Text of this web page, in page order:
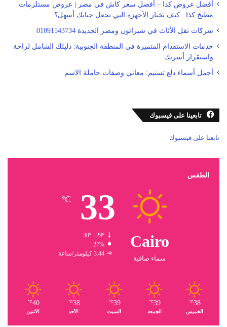
أفضل عروض كذا – أفضل سعر كاش في مصر | عروض مستلزمات
مطبخ كذا.. كيف تختار الأجهزة التي تجعل حياتك أسهل؟
شركات نقل الأثاث في شيراتون ومصر الجديدة 01091543734
خدمات الاستقدام المتميزة في المنطقة الجنوبية: دليلك الشامل لراحة
واستقرار أسرتك
أجمل أسماء دلع تسنيم: معاني وصفات حاملة الاسم
تابعينا على فيسبوك
تابعنا على فيسبوك
الطقس
Cairo
سماء صافية
33
℃
38º - 29º
27%
3.44 كيلومتر/ساعة
38
℃
الخميس
39
℃
الجمعة
39
℃
السبت
38
℃
الأحد
40
℃
الأثنين